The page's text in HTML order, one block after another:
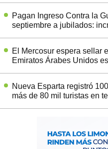
Pagan Ingreso Contra la
septiembre a jubilados:
El Mercosur espera sellar
Emiratos Árabes Unidos
Nueva Esparta registró
más de 80 mil turistas en